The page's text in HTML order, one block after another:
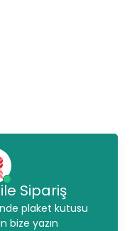
Sipariş
plaket kutusu
bize yazın